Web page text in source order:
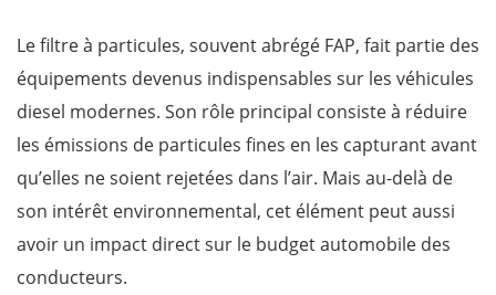
Le filtre à particules, souvent abrégé FAP, fait partie des
équipements devenus indispensables sur les véhicules
diesel modernes. Son rôle principal consiste à réduire
les émissions de particules fines en les capturant avant
qu’elles ne soient rejetées dans l’air. Mais au-delà de
son intérêt environnemental, cet élément peut aussi
avoir un impact direct sur le budget automobile des
conducteurs.